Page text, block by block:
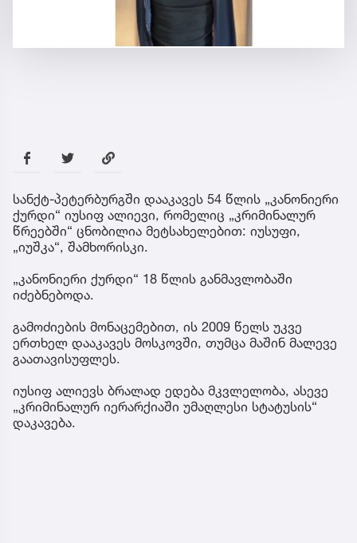
სანქტ-პეტერბურგში დააკავეს 54 წლის „კანონიერი
ქურდი“ იუსიფ ალიევი, რომელიც „კრიმინალურ
წრეებში“ ცნობილია მეტსახელებით: იუსუფი,
„იუშკა“, შამხორისკი.
„კანონიერი ქურდი“ 18 წლის განმავლობაში
იძებნებოდა.
გამოძიების მონაცემებით, ის 2009 წელს უკვე
ერთხელ დააკავეს მოსკოვში, თუმცა მაშინ მალევე
გაათავისუფლეს.
იუსიფ ალიევს ბრალად ედება მკვლელობა, ასევე
„კრიმინალურ იერარქიაში უმაღლესი სტატუსის“
დაკავება.